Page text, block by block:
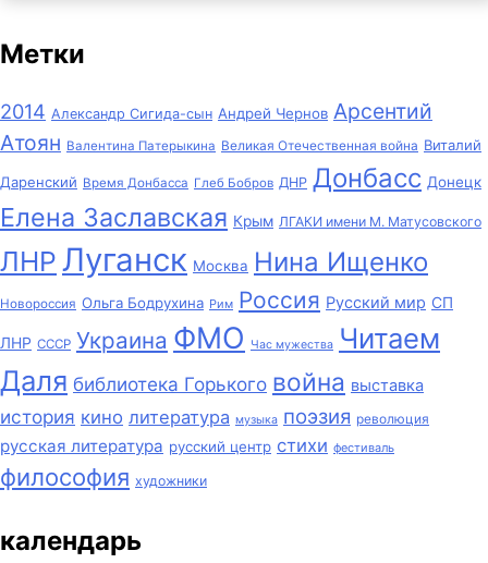
Метки
2014 Александр Сигида-сын Андрей Чернов Арсентий
Атоян Валентина Патерыкина Великая Отечественная война Виталий
Даренский Время Донбасса Глеб Бобров ДНР Донбасс Донецк
Елена Заславская Крым ЛГАКИ имени М. Матусовского
ЛНР Луганск Москва Нина Ищенко
Новороссия Ольга Бодрухина Рим Россия Русский мир СП
ЛНР СССР Украина ФМО Час мужества Читаем
Даля библиотека Горького война выставка
история кино литература музыка поэзия революция
русская литература русский центр стихи фестиваль
философия художники
календарь